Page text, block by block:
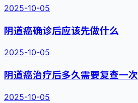
2025-10-05
阴道癌确诊后应该先做什么
2025-10-05
阴道癌治疗后多久需要复查一次
2025-10-05